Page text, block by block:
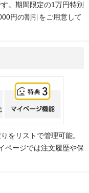
。期間限定の1万円特別
円の割引をご用意して
をリストで管理可能。
ページでは注文履歴や保